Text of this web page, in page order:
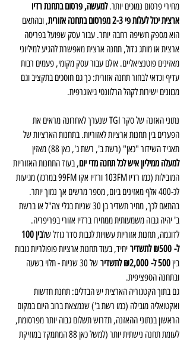
מחירי פרסום נמוכים יותר. למעשה, פרסום בתחנת רדיו
ארצית יכול לעלות פי 2-3 מפרסום בתחנה אזורית
, ובהתאם
הוא מספק חשיפה רחבה יותר. עבור עסק שפועל בפריסה
ארצית או מותג גדול, תחנה ארצית מאפשרת להגיע למיליוני
מאזינים פוטנציאליים. אולם עבור עסק מקומי, פעמים רבות
עדיף וכדאי לבחור תחנה אזורית: כך גם חוסכים בתקציב וגם
מכוונים ישירות לקהל הרלוונטי גיאוגרפית.
נתוני האזנה של סקר TGI שנערך לאחרונה מראים את
הפערים בין תחנות ארציות לאזוריות. בתחנות הארציות של
תאגיד השידור "כאן" (רשת ב', רשת ג', כאן 88) מאזין
למעלה ממיליון איש לכל תחנה מדי יום, בעוד התחנות האזוריות
המובילות (כמו רדיו 103FM ורדיו אקו 99FM במרכז) מגיעות
לכ-400 אלף מאזינים ביום, מספר מרשים אך נמוך יותר.
בהתאם לכך, מחיר תשדיר בן 30 שניות בגלי צה"ל או ברשת
ב' יהיה גבוה משמעותית ממחירו ברדיו אזורי בפריפריה.
לדוגמה, תחנות אזוריות עשויות לגבות סדר גודל של
ל- ₪500 לתשדיר
יחיד, בעוד תחנות ארציות פופולריות גובות
בין 500 ל- ₪2,000 לתשדיר
של 30 שניות - תלוי בשעה
ובתחנה הספציפית.
גם בתוך הקטגוריה הארצית יש הבדלים: תחנת חדשות
ואקטואליה מובילה (כמו רשת ב') שנמצאת ברוב היום במקום
הראשון בנתוני ההאזנה, תדרוש תשלום גבוה יותר מפרסומת,
לעומת תחנה נישתית יותר (למשל כאן 88 המתמקד במוזיקת